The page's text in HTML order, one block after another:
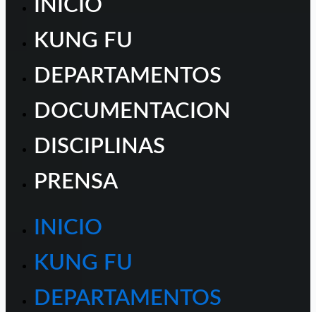
INICIO
KUNG FU
DEPARTAMENTOS
DOCUMENTACION
DISCIPLINAS
PRENSA
INICIO
KUNG FU
DEPARTAMENTOS